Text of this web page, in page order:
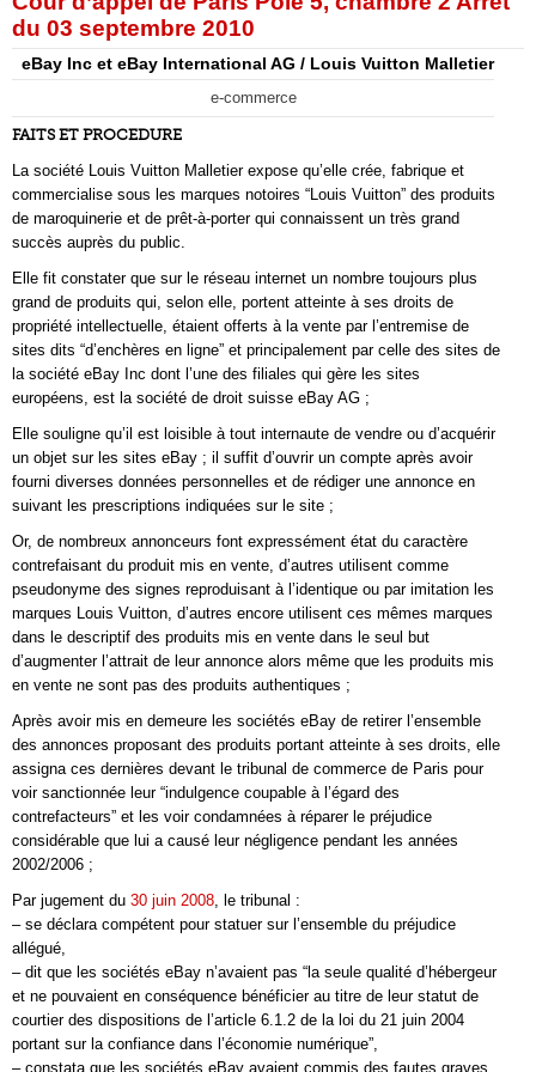
du 03 septembre 2010
eBay Inc et eBay International AG / Louis Vuitton Malletier
e-commerce
FAITS ET PROCEDURE
La société Louis Vuitton Malletier expose qu’elle crée, fabrique et
commercialise sous les marques notoires “Louis Vuitton” des produits
de maroquinerie et de prêt-à-porter qui connaissent un très grand
succès auprès du public.
Elle fit constater que sur le réseau internet un nombre toujours plus
grand de produits qui, selon elle, portent atteinte à ses droits de
propriété intellectuelle, étaient offerts à la vente par l’entremise de
sites dits “d’enchères en ligne” et principalement par celle des sites de
la société eBay Inc dont l’une des filiales qui gère les sites
européens, est la société de droit suisse eBay AG ;
Elle souligne qu’il est loisible à tout internaute de vendre ou d’acquérir
un objet sur les sites eBay ; il suffit d’ouvrir un compte après avoir
fourni diverses données personnelles et de rédiger une annonce en
suivant les prescriptions indiquées sur le site ;
Or, de nombreux annonceurs font expressément état du caractère
contrefaisant du produit mis en vente, d’autres utilisent comme
pseudonyme des signes reproduisant à l’identique ou par imitation les
marques Louis Vuitton, d’autres encore utilisent ces mêmes marques
dans le descriptif des produits mis en vente dans le seul but
d’augmenter l’attrait de leur annonce alors même que les produits mis
en vente ne sont pas des produits authentiques ;
Après avoir mis en demeure les sociétés eBay de retirer l’ensemble
des annonces proposant des produits portant atteinte à ses droits, elle
assigna ces dernières devant le tribunal de commerce de Paris pour
voir sanctionnée leur “indulgence coupable à l’égard des
contrefacteurs” et les voir condamnées à réparer le préjudice
considérable que lui a causé leur négligence pendant les années
2002/2006 ;
Par jugement du 30 juin 2008, le tribunal :
– se déclara compétent pour statuer sur l’ensemble du préjudice
allégué,
– dit que les sociétés eBay n’avaient pas “la seule qualité d’hébergeur
et ne pouvaient en conséquence bénéficier au titre de leur statut de
courtier des dispositions de l’article 6.1.2 de la loi du 21 juin 2004
portant sur la confiance dans l’économie numérique”,
– constata que les sociétés eBay avaient commis des fautes graves